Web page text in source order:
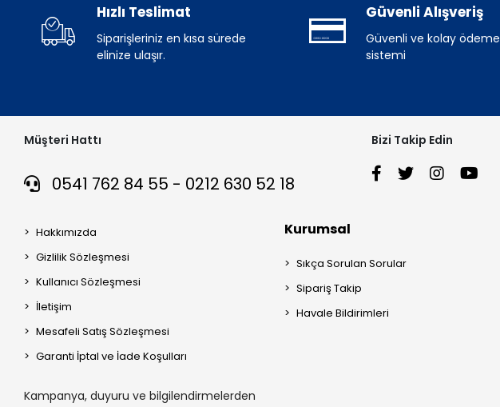
Hızlı Teslimat
Siparişleriniz en kısa sürede
elinize ulaşır.
Güvenli Alışveriş
Güvenli ve kolay ödeme
sistemi
Müşteri Hattı
0541 762 84 55 - 0212 630 52 18
Bizi Takip Edin
Hakkımızda
Gizlilik Sözleşmesi
Kullanıcı Sözleşmesi
İletişim
Mesafeli Satış Sözleşmesi
Garanti İptal ve İade Koşulları
Kampanya, duyuru ve bilgilendirmelerden
Kurumsal
Sıkça Sorulan Sorular
Sipariş Takip
Havale Bildirimleri